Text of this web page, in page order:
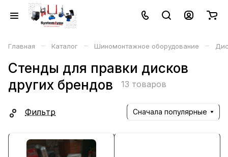
Главная – Каталог – Шиномонтажное оборудование –
Стенды для правки дисков
других брендов
13 товаров
Фильтр Сначала популярные